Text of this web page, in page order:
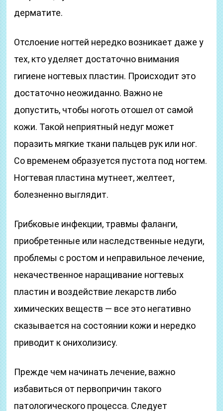
дерматите.
Отслоение ногтей нередко возникает даже у
тех, кто уделяет достаточно внимания
гигиене ногтевых пластин. Происходит это
достаточно неожиданно. Важно не
допустить, чтобы ноготь отошел от самой
кожи. Такой неприятный недуг может
поразить мягкие ткани пальцев рук или ног.
Со временем образуется пустота под ногтем.
Ногтевая пластина мутнеет, желтеет,
болезненно выглядит.
Грибковые инфекции, травмы фаланги,
приобретенные или наследственные недуги,
проблемы с ростом и неправильное лечение,
некачественное наращивание ногтевых
пластин и воздействие лекарств либо
химических веществ — все это негативно
сказывается на состоянии кожи и нередко
приводит к онихолизису.
Прежде чем начинать лечение, важно
избавиться от первопричин такого
патологического процесса. Следует